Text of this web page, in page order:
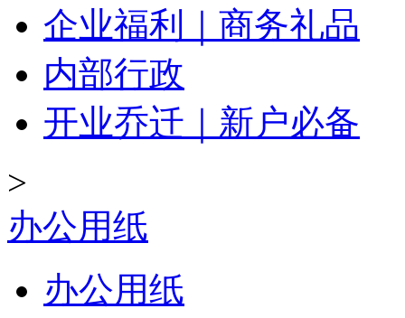
企业福利｜商务礼品
内部行政
开业乔迁｜新户必备
>
办公用纸
办公用纸